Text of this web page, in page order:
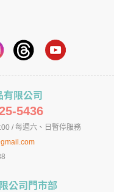
有限公司
5436
/ 每週六、日暫停服務
公司門市部